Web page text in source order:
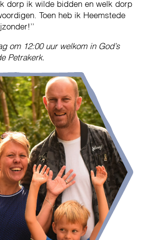
dorp ik wilde bidden en welk dorp
Toen heb ik Heemstede
om 12:00 uur welkom in God’s
Petrakerk.